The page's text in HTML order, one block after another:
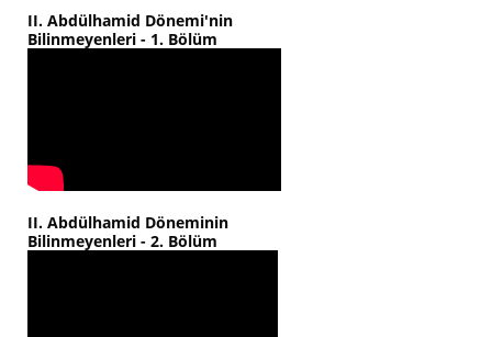
II. Abdülhamid Dönemi'nin
Bilinmeyenleri - 1. Bölüm
II. Abdülhamid Döneminin
Bilinmeyenleri - 2. Bölüm